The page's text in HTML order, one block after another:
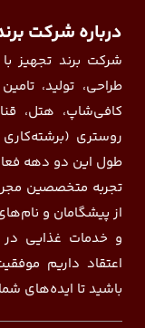
درباره شرکت
شرکت برند تجهیز
طراحی، تولید،
کافی‌شاپ، هتل،
طول این دو دهه
تجربه متخصصین
از پیشگامان و
و خدمات غذایی در
اعتقاد داریم
باشید تا ایده‌های